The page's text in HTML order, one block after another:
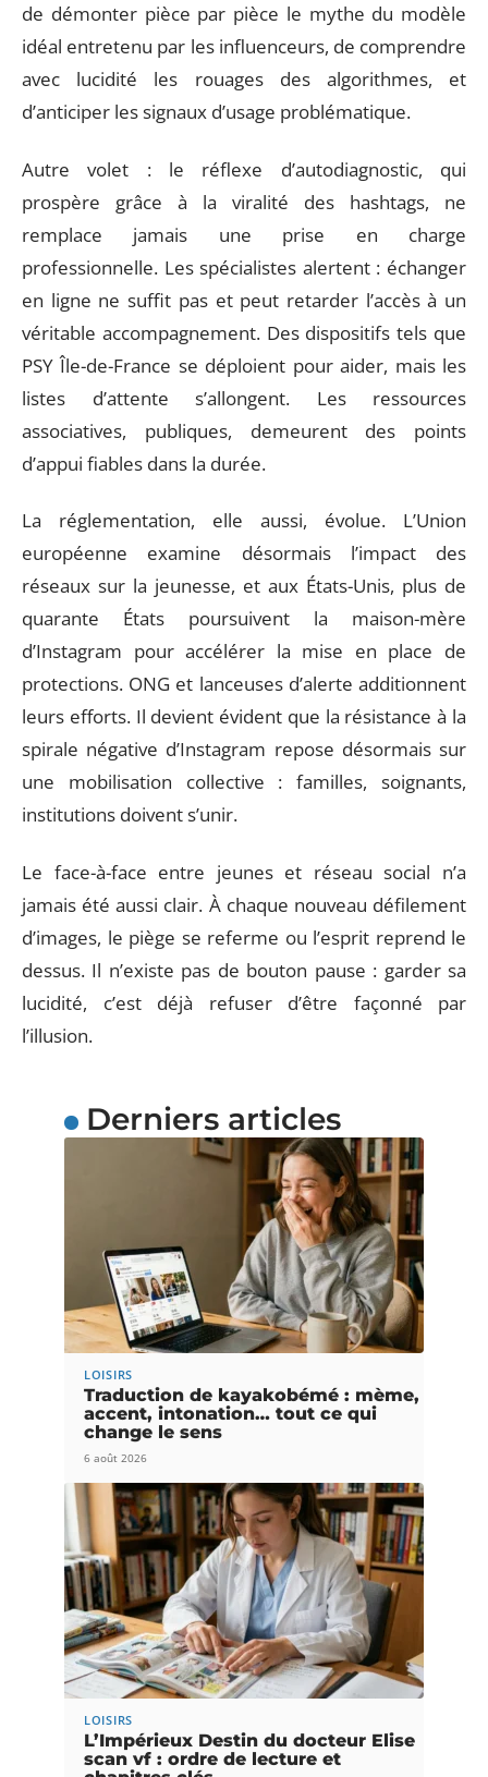
de démonter pièce par pièce le mythe du modèle
idéal entretenu par les influenceurs, de comprendre
avec lucidité les rouages des algorithmes, et
d’anticiper les signaux d’usage problématique.
Autre volet : le réflexe d’autodiagnostic, qui
prospère grâce à la viralité des hashtags, ne
remplace jamais une prise en charge
professionnelle. Les spécialistes alertent : échanger
en ligne ne suffit pas et peut retarder l’accès à un
véritable accompagnement. Des dispositifs tels que
PSY Île-de-France se déploient pour aider, mais les
listes d’attente s’allongent. Les ressources
associatives, publiques, demeurent des points
d’appui fiables dans la durée.
La réglementation, elle aussi, évolue. L’Union
européenne examine désormais l’impact des
réseaux sur la jeunesse, et aux États-Unis, plus de
quarante États poursuivent la maison-mère
d’Instagram pour accélérer la mise en place de
protections. ONG et lanceuses d’alerte additionnent
leurs efforts. Il devient évident que la résistance à la
spirale négative d’Instagram repose désormais sur
une mobilisation collective : familles, soignants,
institutions doivent s’unir.
Le face-à-face entre jeunes et réseau social n’a
jamais été aussi clair. À chaque nouveau défilement
d’images, le piège se referme ou l’esprit reprend le
dessus. Il n’existe pas de bouton pause : garder sa
lucidité, c’est déjà refuser d’être façonné par
l’illusion.
Derniers articles
LOISIRS
Traduction de kayakobémé : mème,
accent, intonation… tout ce qui
change le sens
6 août 2026
LOISIRS
L’Impérieux Destin du docteur Elise
scan vf : ordre de lecture et